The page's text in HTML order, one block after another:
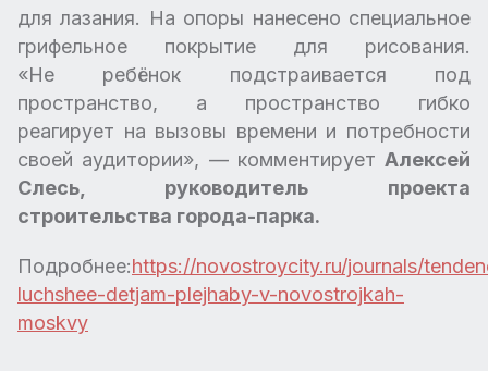
для лазания. На опоры нанесено специальное
грифельное покрытие для рисования.
«Не ребёнок подстраивается под
пространство, а пространство гибко
реагирует на вызовы времени и потребности
своей аудитории», — комментирует Алексей
Слесь, руководитель проекта
строительства города-парка.
Подробнее:https://novostroycity.ru/journals/
luchshee-detjam-plejhaby-v-novostrojkah-
moskvy